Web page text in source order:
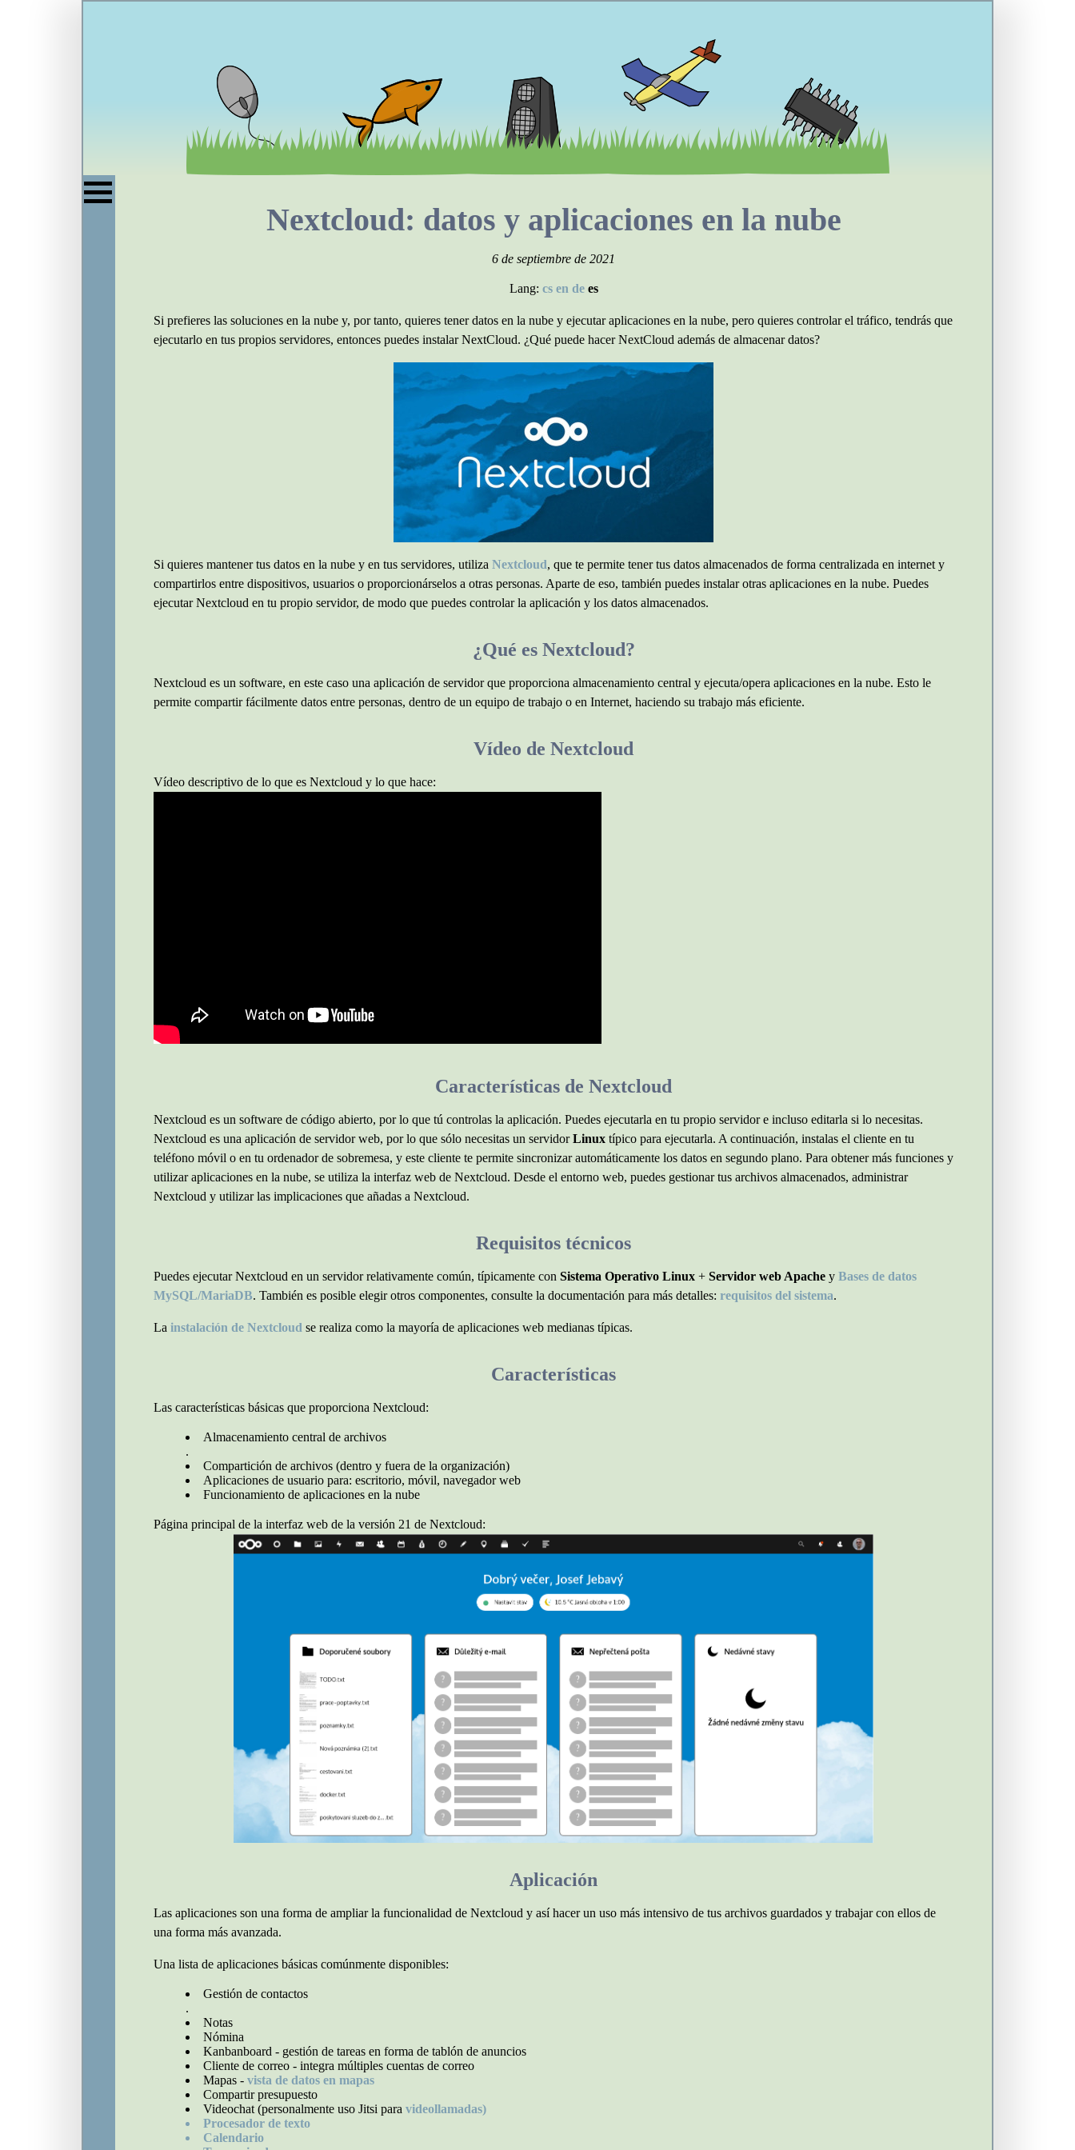
Nextcloud: datos y aplicaciones en la nube
6 de septiembre de 2021
Lang: cs en de es
Si prefieres las soluciones en la nube y, por tanto, quieres tener datos en la nube y ejecutar aplicaciones en la nube, pero quieres controlar el tráfico, tendrás que
ejecutarlo en tus propios servidores, entonces puedes instalar NextCloud. ¿Qué puede hacer NextCloud además de almacenar datos?
Si quieres mantener tus datos en la nube y en tus servidores, utiliza Nextcloud, que te permite tener tus datos almacenados de forma centralizada en internet y
compartirlos entre dispositivos, usuarios o proporcionárselos a otras personas. Aparte de eso, también puedes instalar otras aplicaciones en la nube. Puedes
ejecutar Nextcloud en tu propio servidor, de modo que puedes controlar la aplicación y los datos almacenados.
¿Qué es Nextcloud?
Nextcloud es un software, en este caso una aplicación de servidor que proporciona almacenamiento central y ejecuta/opera aplicaciones en la nube. Esto le
permite compartir fácilmente datos entre personas, dentro de un equipo de trabajo o en Internet, haciendo su trabajo más eficiente.
Vídeo de Nextcloud
Vídeo descriptivo de lo que es Nextcloud y lo que hace:
Características de Nextcloud
Nextcloud es un software de código abierto, por lo que tú controlas la aplicación. Puedes ejecutarla en tu propio servidor e incluso editarla si lo necesitas.
Nextcloud es una aplicación de servidor web, por lo que sólo necesitas un servidorLinux típico para ejecutarla. A continuación, instalas el cliente en tu
teléfono móvil o en tu ordenador de sobremesa, y este cliente te permite sincronizar automáticamente los datos en segundo plano. Para obtener más funciones y
utilizar aplicaciones en la nube, se utiliza la interfaz web de Nextcloud. Desde el entorno web, puedes gestionar tus archivos almacenados, administrar
Nextcloud y utilizar las implicaciones que añadas a Nextcloud.
Requisitos técnicos
Puedes ejecutar Nextcloud en un servidor relativamente común, típicamente con Sistema Operativo Linux + Servidor web Apache y Bases de datos
MySQL/MariaDB. También es posible elegir otros componentes, consulte la documentación para más detalles: requisitos del sistema.
La instalación de Nextcloud se realiza como la mayoría de aplicaciones web medianas típicas.
Características
Las características básicas que proporciona Nextcloud:
Almacenamiento central de archivos
.
Compartición de archivos (dentro y fuera de la organización)
Aplicaciones de usuario para: escritorio, móvil, navegador web
Funcionamiento de aplicaciones en la nube
Página principal de la interfaz web de la versión 21 de Nextcloud:
Aplicación
Las aplicaciones son una forma de ampliar la funcionalidad de Nextcloud y así hacer un uso más intensivo de tus archivos guardados y trabajar con ellos de
una forma más avanzada.
Una lista de aplicaciones básicas comúnmente disponibles:
Gestión de contactos
.
Notas
Nómina
Kanbanboard - gestión de tareas en forma de tablón de anuncios
Cliente de correo - integra múltiples cuentas de correo
Mapas - vista de datos en mapas
Compartir presupuesto
Videochat (personalmente uso Jitsi para videollamadas)
Procesador de texto
Calendario